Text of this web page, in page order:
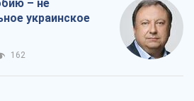
– не
украинское
162